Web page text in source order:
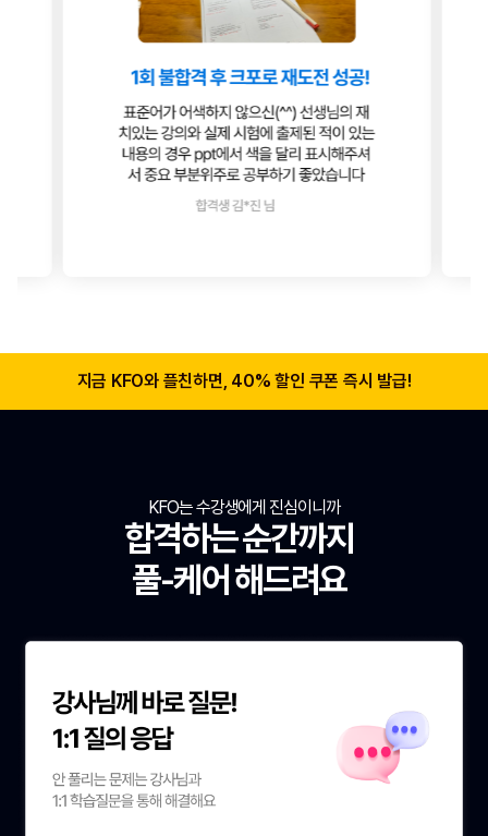
지금 KFO와 플친하면, 40% 할인 쿠폰 즉시 발급!
KFO는 수강생에게 진심이니까
합격하는 순간까지
풀-케어 해드려요